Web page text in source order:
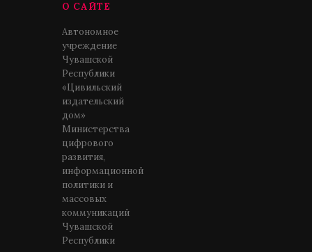
О САЙТЕ
Автономное
учреждение
Чувашской
Республики
«Цивильский
издательский
дом»
Министерства
цифрового
развития,
информационной
политики и
массовых
коммуникаций
Чувашской
Республики